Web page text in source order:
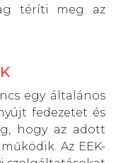
téríti meg az
egy általános
fedezetet és
hogy az adott
Az EEK-